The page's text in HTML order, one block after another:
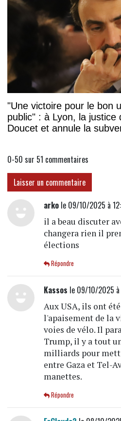
"Une victoire pour le bon
public" : à Lyon, la justice
Doucet et annule la
0-50 sur 51 commentaires
Laisser un commentaire
arkole 09/10/2025 à
il a beau discuter
changera rien il
élections
Répondre
Kassos le 09/10/2025 à
Aux USA, ils ont
l'apaisement de la
voies de vélo. Il
Trump, il y a tout
milliards pour
entre Gaza et Tel-
manettes.
Répondre